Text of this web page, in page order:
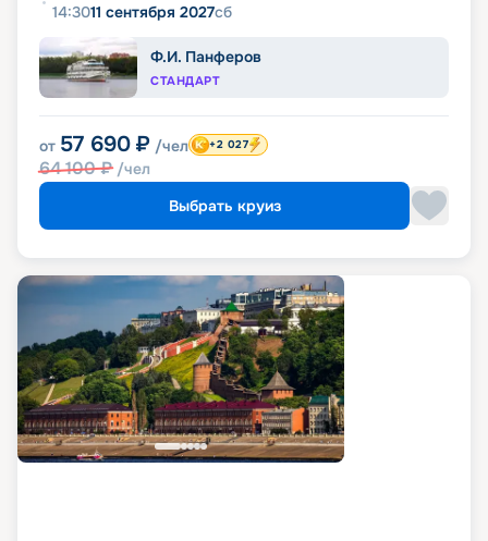
14:3011 сентября 2027сб
Ф.И. Панферов
СТАНДАРТ
от 57 690 ₽ /чел
64 100₽ /чел
+2 027
Выбрать круиз